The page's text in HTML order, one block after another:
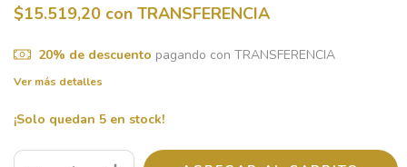
$15.519,20 con TRANSFERENCIA
20% de descuento pagando con TRANSFERENCIA
Ver más detalles
¡Solo quedan 5 en stock!